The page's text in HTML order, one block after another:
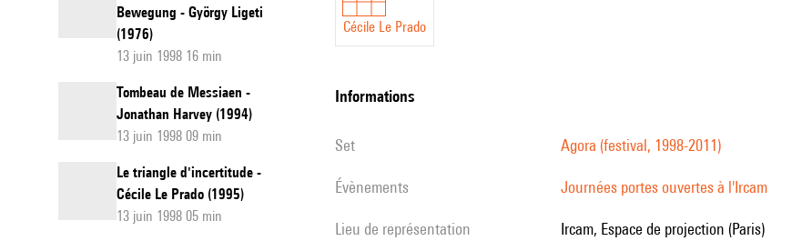
Bewegung - György Ligeti
(1976)
13 juin 1998 16 min
Tombeau de Messiaen -
Jonathan Harvey (1994)
13 juin 1998 09 min
Le triangle d'incertitude -
Cécile Le Prado (1995)
13 juin 1998 05 min
Cécile Le Prado
informations
set Agora (festival, 1998-2011)
évènements Journées portes ouvertes à l'Ircam
Lieu de représentation Ircam, Espace de projection (Paris)